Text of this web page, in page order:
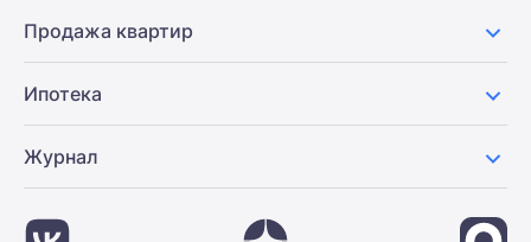
Продажа квартир
Ипотека
Журнал